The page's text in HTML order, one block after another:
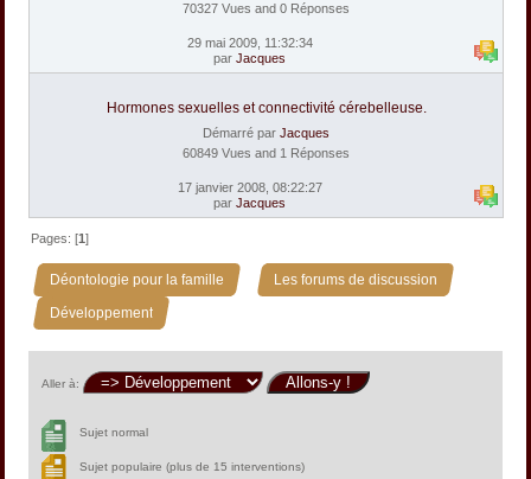
70327 Vues and 0 Réponses
29 mai 2009, 11:32:34
par Jacques
Hormones sexuelles et connectivité cérebelleuse.
Démarré par Jacques
60849 Vues and 1 Réponses
17 janvier 2008, 08:22:27
par Jacques
Pages: [1]
Déontologie pour la famille » Les forums de discussion »
Développement
Aller à:
Sujet normal
Sujet populaire (plus de 15 interventions)